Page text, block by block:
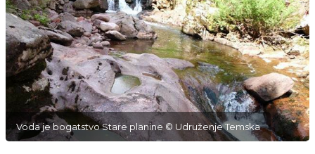
Voda je bogatstvo Stare planine © Udruženje Temska